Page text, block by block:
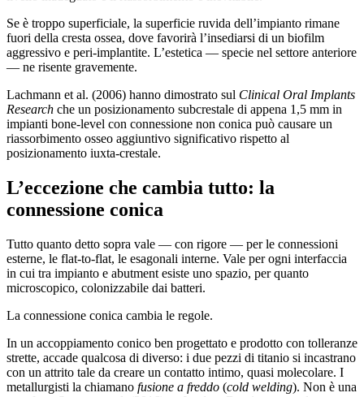
Se è troppo superficiale, la superficie ruvida dell’impianto rimane
fuori della cresta ossea, dove favorirà l’insediarsi di un biofilm
aggressivo e peri-implantite. L’estetica — specie nel settore anteriore
— ne risente gravemente.
Lachmann et al. (2006) hanno dimostrato sul Clinical Oral Implants
Research che un posizionamento subcrestale di appena 1,5 mm in
impianti bone-level con connessione non conica può causare un
riassorbimento osseo aggiuntivo significativo rispetto al
posizionamento iuxta-crestale.
L’eccezione che cambia tutto: la
connessione conica
Tutto quanto detto sopra vale — con rigore — per le connessioni
esterne, le flat-to-flat, le esagonali interne. Vale per ogni interfaccia
in cui tra impianto e abutment esiste uno spazio, per quanto
microscopico, colonizzabile dai batteri.
La connessione conica cambia le regole.
In un accoppiamento conico ben progettato e prodotto con tolleranze
strette, accade qualcosa di diverso: i due pezzi di titanio si incastrano
con un attrito tale da creare un contatto intimo, quasi molecolare. I
metallurgisti la chiamano fusione a freddo (cold welding). Non è una